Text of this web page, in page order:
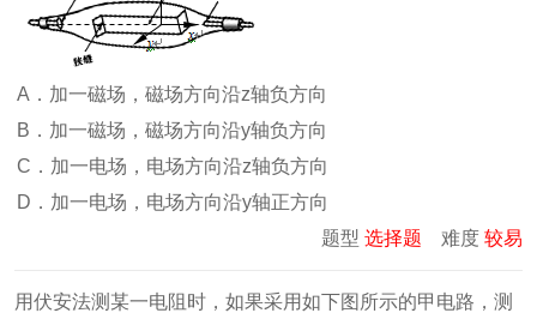
A．加一磁场，磁场方向沿z轴负方向
B．加一磁场，磁场方向沿y轴负方向
C．加一电场，电场方向沿z轴负方向
D．加一电场，电场方向沿y轴正方向
题型 选择题 难度 较易
用伏安法测某一电阻时，如果采用如下图所示的甲电路，测